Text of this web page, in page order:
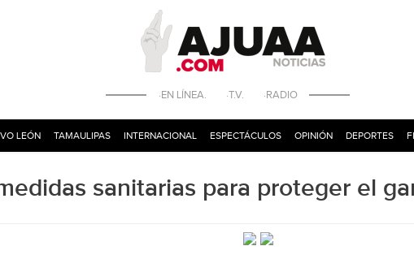
·EN LÍNEA. ·T.V. ·RADIO
LEÓN TAMAULIPAS INTERNACIONAL ESPECTÁCULOS OPINIÓN DEPORTES
sanitarias para proteger el